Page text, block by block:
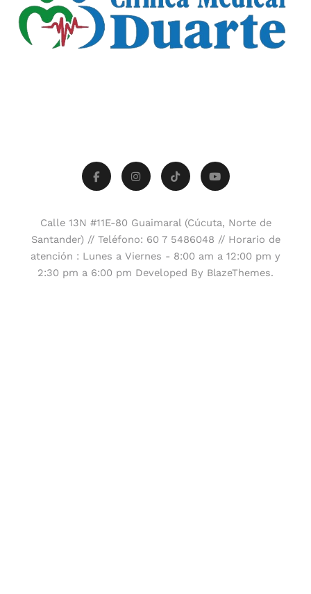
Calle 13N #11E-80 Guaimaral (Cúcuta, Norte de
Santander) // Teléfono: 60 7 5486048 // Horario de
atención : Lunes a Viernes - 8:00 am a 12:00 pm y
2:30 pm a 6:00 pm Developed By BlazeThemes.